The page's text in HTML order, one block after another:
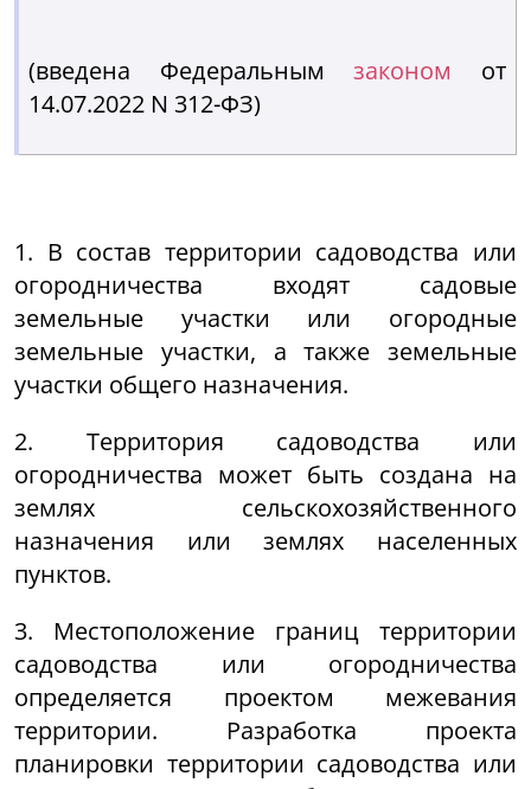
(введена Федеральнымзаконом от
14.07.2022 N 312-ФЗ)
1. В состав территории садоводства или
огородничества входят садовые
земельные участки или огородные
земельные участки, а также земельные
участки общего назначения.
2. Территория садоводства или
огородничества может быть создана на
землях сельскохозяйственного
назначения или землях населенных
пунктов.
3. Местоположение границ территории
садоводства или огородничества
определяется проектом межевания
территории. Разработка проекта
планировки территории садоводства или